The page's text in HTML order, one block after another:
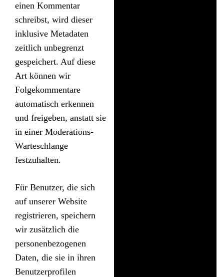
einen Kommentar
schreibst, wird dieser
inklusive Metadaten
zeitlich unbegrenzt
gespeichert. Auf diese
Art können wir
Folgekommentare
automatisch erkennen
und freigeben, anstatt sie
in einer Moderations-
Warteschlange
festzuhalten.
Für Benutzer, die sich
auf unserer Website
registrieren, speichern
wir zusätzlich die
personenbezogenen
Daten, die sie in ihren
Benutzerprofilen